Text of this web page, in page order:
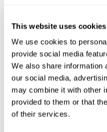
This website uses cookies
We use cookies to
provide social media
We also share information
our social media,
may combine it with other
provided to them or that
of their services.
Evelyn Shatil, Jaroslava
Burěs - Novel Television-
Working Memory and